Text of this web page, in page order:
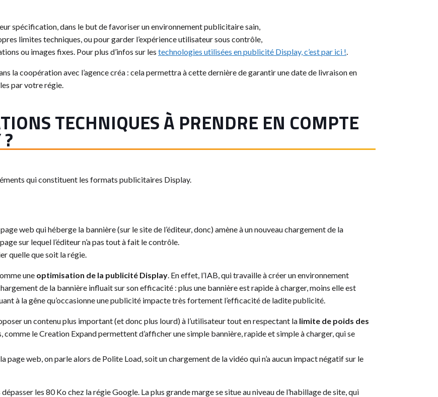
spécification, dans le but de favoriser un environnement publicitaire sain,
limites techniques, ou pour garder l’expérience utilisateur sous contrôle,
ou images fixes. Pour plus d’infos sur les technologies utilisées en publicité Display, c’est par ici !
la coopération avec l’agence créa : cela permettra à cette dernière de garantir une date de livraison en
par votre régie.
TECHNIQUES À PRENDRE EN COMPTE
qui constituent les formats publicitaires Display.
web qui héberge la bannière (sur le site de l’éditeur, donc) amène à un nouveau chargement de la
sur lequel l’éditeur n’a pas tout à fait le contrôle.
quelle que soit la régie.
une optimisation de la publicité Display . En effet, l’IAB, qui travaille à créer un environnement
de la bannière influait sur son efficacité : plus une bannière est rapide à charger, moins elle est
à la gêne qu’occasionne une publicité impacte très fortement l’efficacité de ladite publicité.
un contenu plus important (et donc plus lourd) à l’utilisateur tout en respectant la limite de poids des
le Creation Expand permettent d’afficher une simple bannière, rapide et simple à charger, qui se
web, on parle alors de Polite Load, soit un chargement de la vidéo qui n’a aucun impact négatif sur le
les 80 Ko chez la régie Google. La plus grande marge se situe au niveau de l’habillage de site, qui